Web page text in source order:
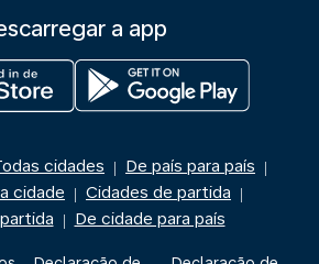
a app
cidades | De país para país |
cidade | Cidades de partida |
| De cidade para país